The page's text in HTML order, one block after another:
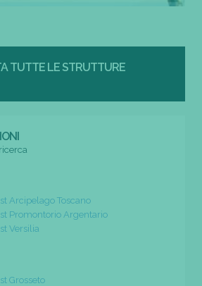
TUTTE LE STRUTTURE
Arcipelago Toscano
Promontorio Argentario
Versilia
Grosseto